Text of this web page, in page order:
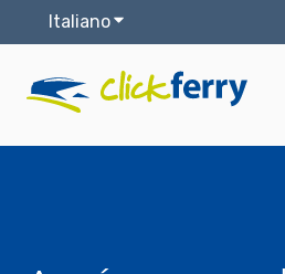
ItalianoMostra sottomenu